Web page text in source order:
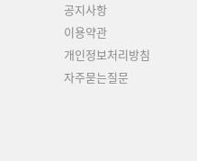
공지사항
이용약관
개인정보처리방침
자주묻는질문